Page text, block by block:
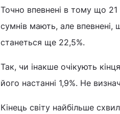
Точно впевнені в тому що
сумнів мають, але впевнені,
станеться ще 22,5%.
Так, чи інакше очікують
його настанні 1,9%. Не
Кінець світу найбільше